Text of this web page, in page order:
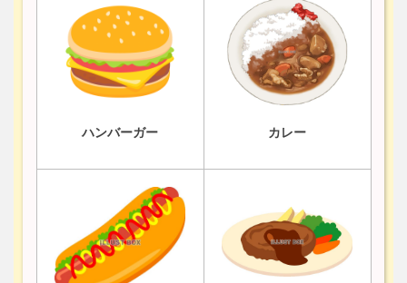
ハンバーガー カレー